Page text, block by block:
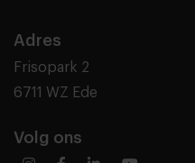
Adres
Frisopark 2
6711 WZ Ede
Volg ons